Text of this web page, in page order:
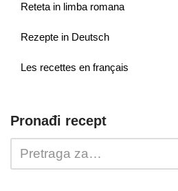
Reteta in limba romana
Rezepte in Deutsch
Les recettes en français
Pronađi recept